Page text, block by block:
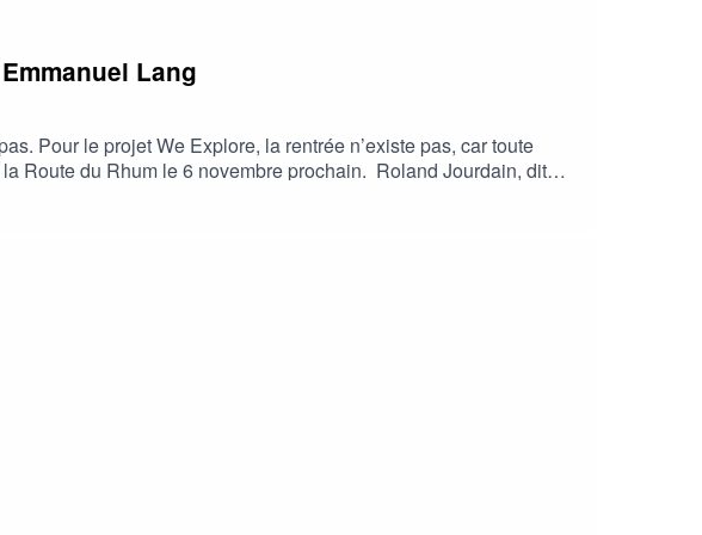
Lang
Pour le projet We Explore, la rentrée n’existe pas, car toute
Route du Rhum le 6 novembre prochain. Roland Jourdain, dit
a eues et ce qu’il doit encore faire ces deux prochains mois.
général de 727 Sailbags, et Christian Didier, repreneur de
stimulante pour leur entreprise, ou nous pourrions aussi